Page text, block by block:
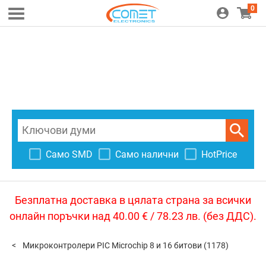
0
Само SMD Само налични HotPrice
Безплатна доставка в цялата страна за всички
онлайн поръчки над 40.00 € / 78.23 лв. (без ДДС).
Микроконтролери PIC Microchip 8 и 16 битови (1178)